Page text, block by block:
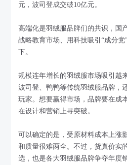
元，波司登成交破10亿元。
高端化是羽绒服品牌们的共识，国
战略教育市场、用科技吸引“成分
下。
规模连年增长的羽绒服市场吸引越
波司登、鸭鸭等传统羽绒服品牌，
玩家。想要赢得市场，品牌要在成
在设计和营销上寻突破。
可以确定的是，受原材料成本上涨
和质量很难两全。不过，货真价实
选，也是各大羽绒服品牌争夺年度